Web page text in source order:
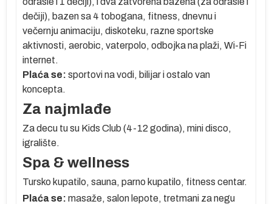
dečiji), bazen sa 4 tobogana, fitness, dnevnu i
večernju animaciju, diskoteku, razne sportske
aktivnosti, aerobic, vaterpolo, odbojka na plaži, Wi-Fi
internet.
Plaća se: sportovi na vodi, bilijar i ostalo van
koncepta.
Za najmlađe
Za decu tu su Kids Club (4-12 godina), mini disco,
igralište.
Spa & wellness
Tursko kupatilo, sauna, parno kupatilo, fitness centar.
Plaća se: masaže, salon lepote, tretmani za negu